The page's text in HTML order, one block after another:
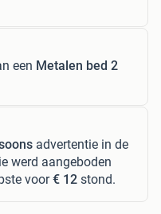
een Metalen bed 2
advertentie in de
werd aangeboden
voor€ 12 stond.